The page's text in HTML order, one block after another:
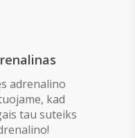
adrenalino
kad
tau suteiks